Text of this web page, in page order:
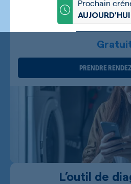
Prochain
AUJOURD'HUI
PRENDRE
L’outil de